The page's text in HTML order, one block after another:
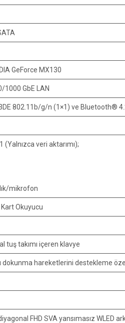
GeForce MX130
GbE LAN
802.11b/g/n (1×1) ve Bluetooth®
(Yalnızca veri aktarımı);
mikrofon
Okuyucu
tuş takımı içeren klavye
dokunma hareketlerini destekleme
FHD SVA yansımasız WLED